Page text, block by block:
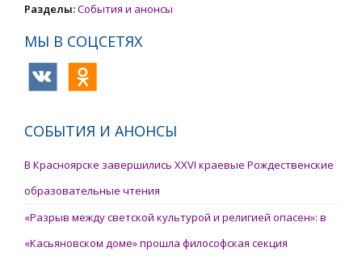
Разделы:События и анонсы
МЫ В СОЦСЕТЯХ
СОБЫТИЯ И АНОНСЫ
В Красноярске завершились XXVI краевые Рождественские
образовательные чтения
«Разрыв между светской культурой и религией опасен»: в
«Касьяновском доме» прошла философская секция